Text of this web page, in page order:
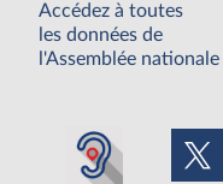
Accédez à toutes
les données de
l'Assemblée nationale